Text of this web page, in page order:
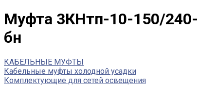
Муфта 3КНтп-10-150/240-
бн
КАБЕЛЬНЫЕ МУФТЫ
Кабельные муфты холодной усадки
Комплектующие для сетей освещения